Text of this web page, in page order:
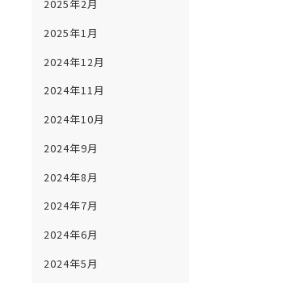
2025年2月
2025年1月
2024年12月
2024年11月
2024年10月
2024年9月
2024年8月
2024年7月
2024年6月
2024年5月